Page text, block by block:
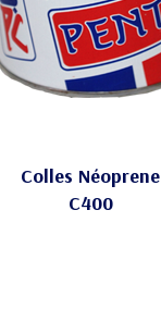
Colles Néoprene
C400